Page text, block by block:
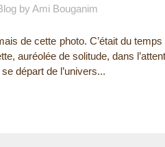
by Ami Bouganim
de cette photo. C’était du
auréolée de solitude, dans
départ de l’univers...